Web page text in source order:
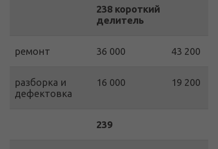
238 короткий
делитель
ремонт 36 000 43 200
разборка и
дефектовка
16 000 19 200
239